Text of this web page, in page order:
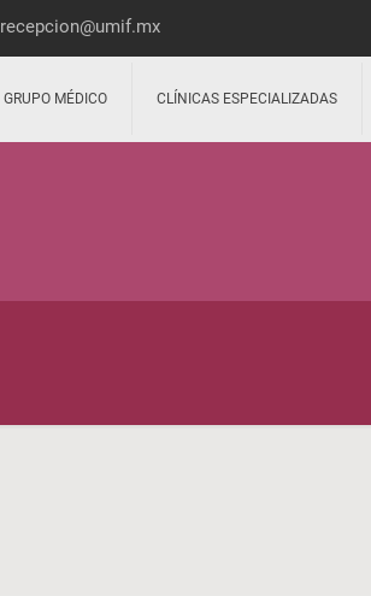
recepcion@umif.mx
GRUPO MÉDICO CLÍNICAS ESPECIALIZADAS